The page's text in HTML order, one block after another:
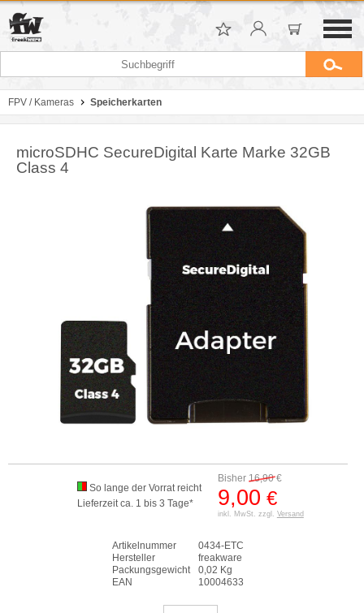
FPV / Kameras Speicherkarten
microSDHC SecureDigital Karte Marke 32GB
Class 4
Bisher 16,90€
9,00 €
inkl. MwSt. zzgl. Versand
So lange der Vorrat reicht
Lieferzeit ca. 1 bis 3 Tage*
Artikelnummer
0434-ETC
Hersteller
freakware
Packungsgewicht
0,02 Kg
EAN
10004633